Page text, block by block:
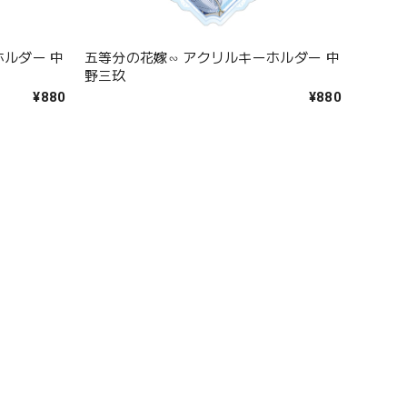
ダー 中
¥880
五等分の花嫁∽ アクリルキーホルダー 中
野三玖
¥880